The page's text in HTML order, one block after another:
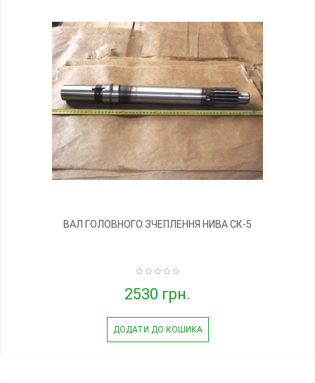
ВАЛ ГОЛОВНОГО ЗЧЕПЛЕННЯ НИВА СК-5
2530 грн.
ДОДАТИ ДО КОШИКА